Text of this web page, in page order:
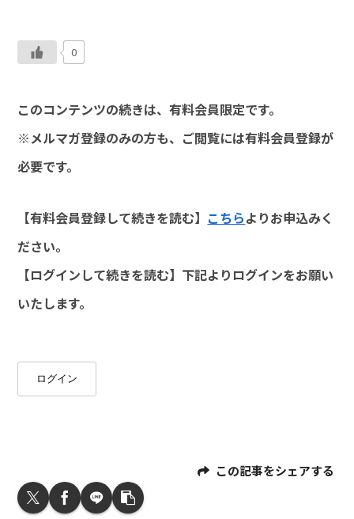
0
このコンテンツの続きは、有料会員限定です。
※メルマガ登録のみの方も、ご閲覧には有料会員登録が
必要です。
【有料会員登録して続きを読む】 こちらよりお申込みく
ださい。
【ログインして続きを読む】下記よりログインをお願い
いたします。
ログイン
この記事をシェアする